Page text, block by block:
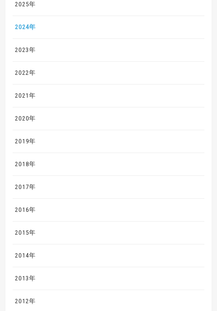
2025年
2024年
2023年
2022年
2021年
2020年
2019年
2018年
2017年
2016年
2015年
2014年
2013年
2012年